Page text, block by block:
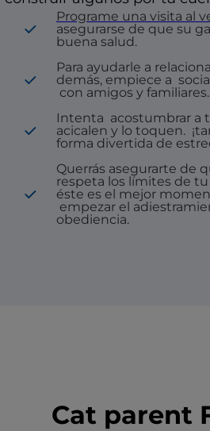
Programe una visita al
asegurarse de que su
buena salud.
Para ayudarle a
demás, empiece a
con amigos y familiares.
Intenta acostumbrar a
acicalen y lo toquen.
forma divertida de
Querrás asegurarte de
respeta los límites de tu
éste es el mejor
empezar el
obediencia.
Cat parent